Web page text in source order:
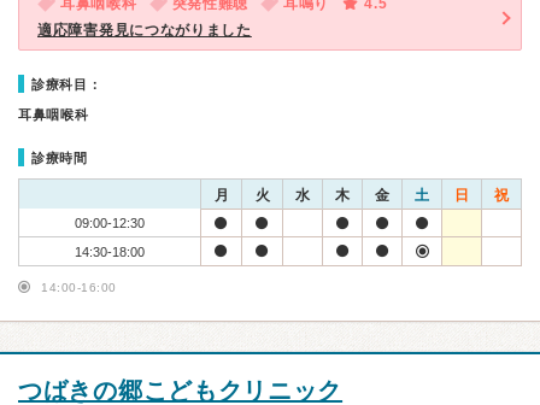
耳鼻咽喉科 突発性難聴 耳鳴り
4.5
適応障害発見につながりました
診療科目：
耳鼻咽喉科
診療時間
月 火 水 木 金 土 日 祝
09:00-12:30
14:30-18:00
14:00-16:00
つばきの郷こどもクリニック